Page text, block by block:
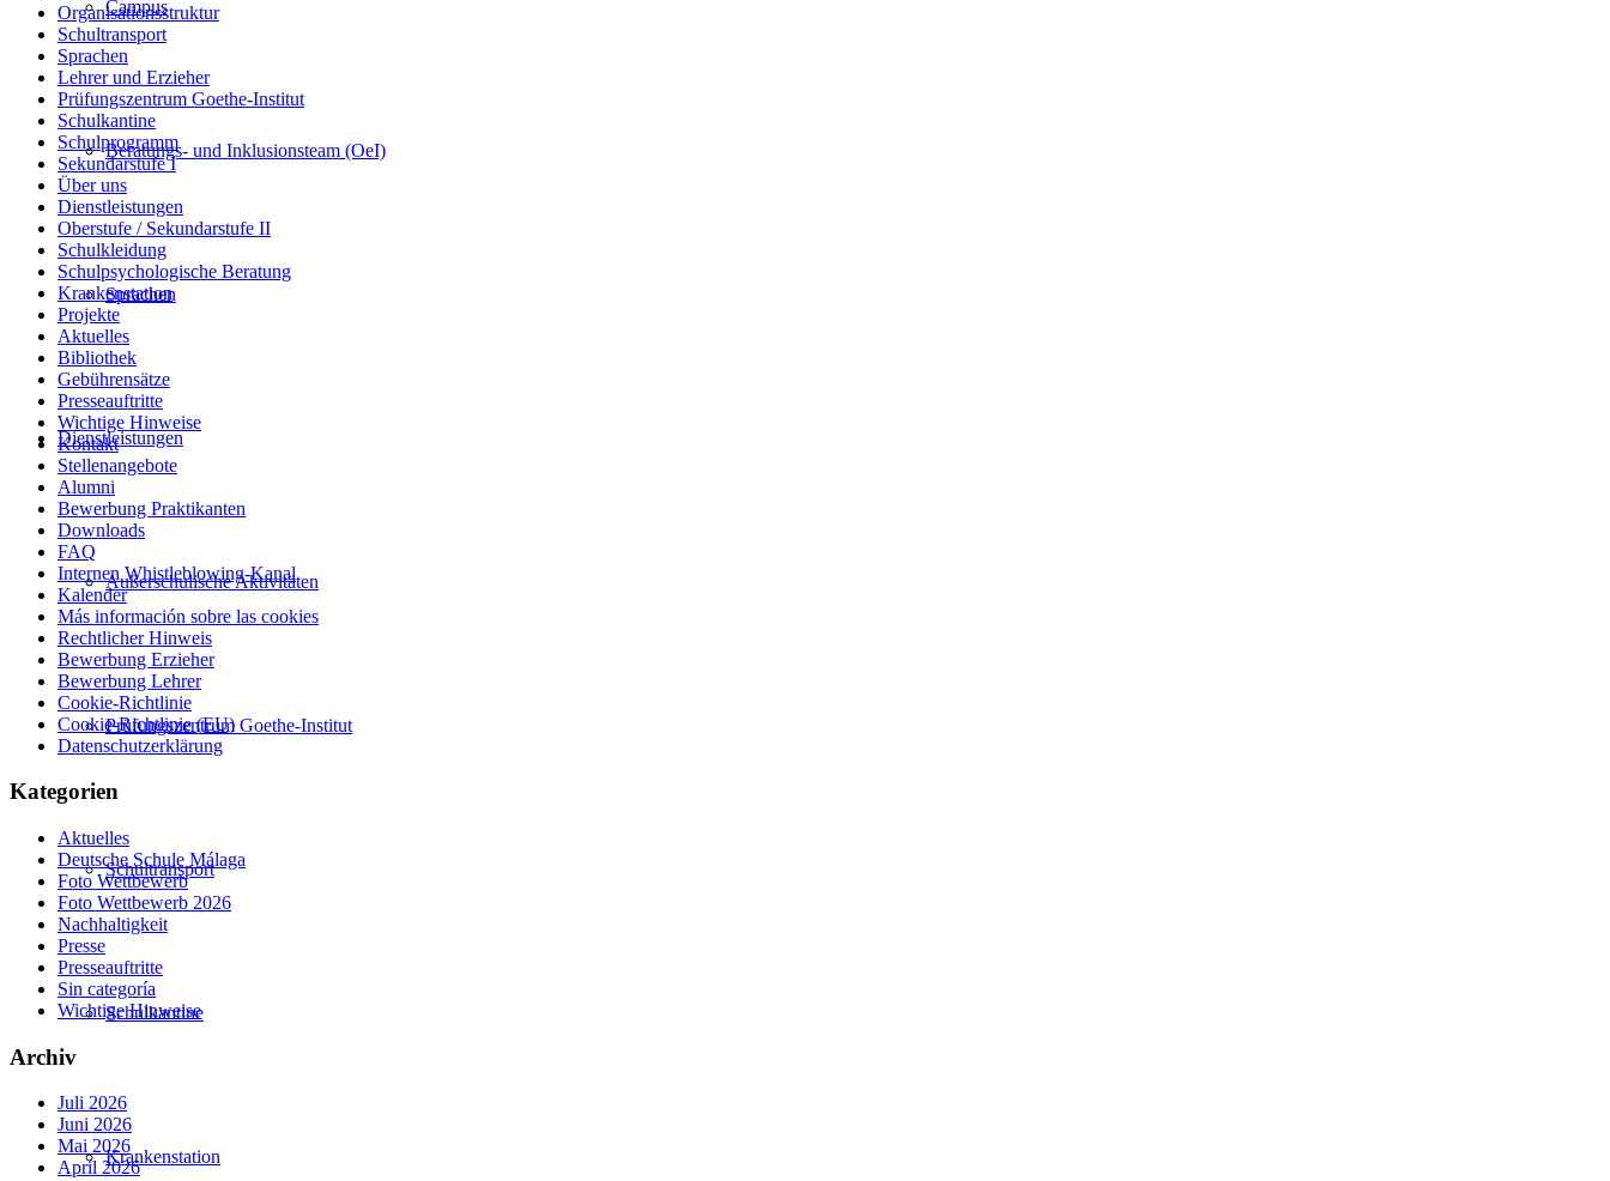
Campus
Beratungs- und Inklusionsteam (OeI)
Sprachen
Dienstleistungen
Außerschulische Aktivitäten
Prüfungszentrum Goethe-Institut
Schultransport
Schulkantine
Krankenstation
Organisationsstruktur
Schultransport
Sprachen
Lehrer und Erzieher
Prüfungszentrum Goethe-Institut
Schulkantine
Schulprogramm
Sekundarstufe I
Über uns
Dienstleistungen
Oberstufe / Sekundarstufe II
Schulkleidung
Schulpsychologische Beratung
Krankenstation
Projekte
Aktuelles
Bibliothek
Gebührensätze
Presseauftritte
Wichtige Hinweise
Kontakt
Stellenangebote
Alumni
Bewerbung Praktikanten
Downloads
FAQ
Internen Whistleblowing-Kanal
Kalender
Más información sobre las cookies
Rechtlicher Hinweis
Bewerbung Erzieher
Bewerbung Lehrer
Cookie-Richtlinie
Cookie-Richtlinie (EU)
Datenschutzerklärung
Kategorien
Aktuelles
Deutsche Schule Málaga
Foto Wettbewerb
Foto Wettbewerb 2026
Nachhaltigkeit
Presse
Presseauftritte
Sin categoría
Wichtige Hinweise
Archiv
Juli 2026
Juni 2026
Mai 2026
April 2026